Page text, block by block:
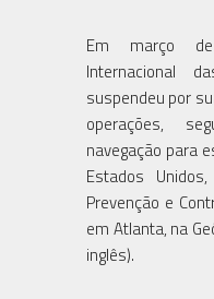
Em março
Internacional
suspendeu por
operações,
navegação para
Estados
Prevenção e
em Atlanta, na
inglês).